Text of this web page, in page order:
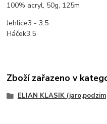
100% acryl, 50g, 125m
Jehlice3 - 3.5
Háček3.5
Zboží zařazeno v
ELIAN KLASIK